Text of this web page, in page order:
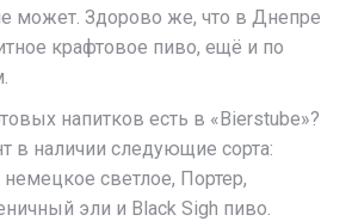
может. Здорово же, что в Днепре
крафтовое пиво, ещё и по
напитков есть в «Bierstube»?
в наличии следующие сорта:
светлое, Портер,
эли и Black Sigh пиво.